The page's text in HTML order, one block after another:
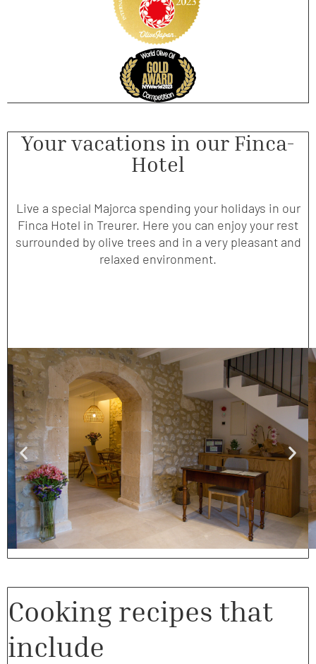
Your vacations in our Finca-
Hotel
Live a special Majorca spending your holidays in our
Finca Hotel in Treurer. Here you can enjoy your rest
surrounded by olive trees and in a very pleasant and
relaxed environment.
Cooking recipes that
include